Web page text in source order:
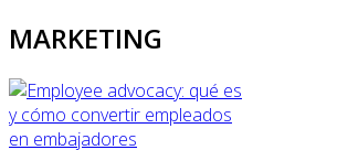
MARKETING